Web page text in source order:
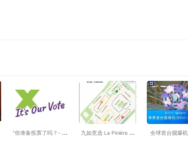
"你准备投票了吗？- 列
九如竞选 La Pinière 选
全球首台掘爆